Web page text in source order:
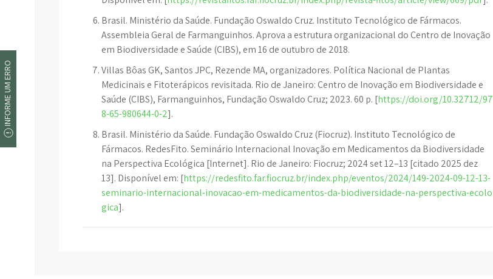
Brasil. Ministério da Saúde. Fundação Oswaldo Cruz. Instituto Tecnológico de Fármacos.
Assembleia Geral de Farmanguinhos. Aprova a estrutura organizacional do Centro de Inovação
em Biodiversidade e Saúde (CIBS), em 16 de outubro de 2018.
Villas Bôas GK, Santos JPC, Rezende MA, organizadores. Política Nacional de Plantas
Medicinais e Fitoterápicos revisitada. Rio de Janeiro: Centro de Inovação em Biodiversidade e
Saúde (CIBS), Farmanguinhos, Fundação Oswaldo Cruz; 2023. 60 p. [https://doi.org/10.32712/97
8-65-980644-0-2].
Brasil. Ministério da Saúde. Fundação Oswaldo Cruz (Fiocruz). Instituto Tecnológico de
Fármacos. RedesFito. Seminário Internacional Inovação em Medicamentos da Biodiversidade
na Perspectiva Ecológica [Internet]. Rio de Janeiro: Fiocruz; 2024 set 12–13 [citado 2025 dez
13]. Disponível em: [https://redesfito.far.fiocruz.br/index.php/eventos/2024/149-2024-09-12-13-
seminario-internacional-inovacao-em-medicamentos-da-biodiversidade-na-perspectiva-ecolo
gica].
INFORME UM ERRO